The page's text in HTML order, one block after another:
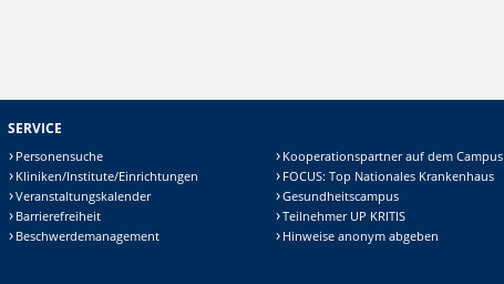
SERVICE
Personensuche
Kliniken/Institute/Einrichtungen
Veranstaltungskalender
Barrierefreiheit
Beschwerdemanagement
Kooperationspartner auf dem Campus
FOCUS: Top Nationales Krankenhaus
Gesundheitscampus
Teilnehmer UP KRITIS
Hinweise anonym abgeben